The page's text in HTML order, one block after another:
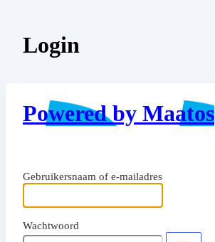
Login
Powered by Maatos
Gebruikersnaam of e-mailadres
Wachtwoord